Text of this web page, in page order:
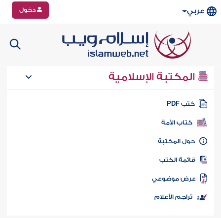
عربي دخول
المكتبة الإسلامية
كتب PDF
كتاب الأمة
المكتبة
الكتب
موضوعي